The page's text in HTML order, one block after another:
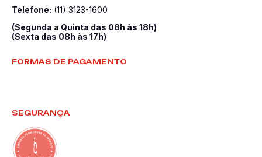
Telefone: (11) 3123-1600
(Segunda a Quinta das 08h às 18h)
(Sexta das 08h às 17h)
FORMAS DE PAGAMENTO
SEGURANÇA